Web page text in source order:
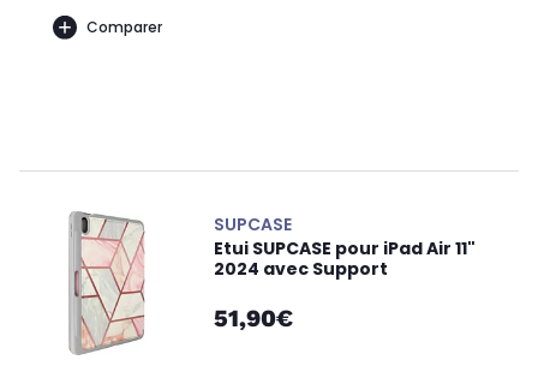
Comparer
SUPCASE
Etui SUPCASE pour iPad Air 11"
2024 avec Support
51,90€